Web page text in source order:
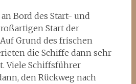
Bord des Start- und
Start der
Grund des frischen
die Schiffe dann sehr
Viele Schiffsführer
den Rückweg nach